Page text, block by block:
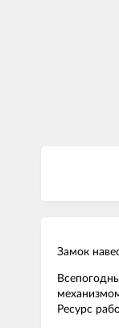
Замок
Ресурс